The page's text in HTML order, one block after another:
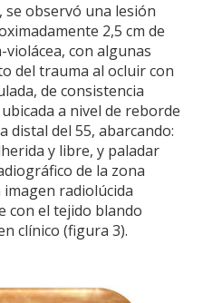
se observó una lesión
2,5 cm de
con algunas
del trauma al ocluir con
de consistencia
a nivel de reborde
distal del 55, abarcando:
y libre, y paladar
de la zona
radiolúcida
con el tejido blando
clínico (figura 3).